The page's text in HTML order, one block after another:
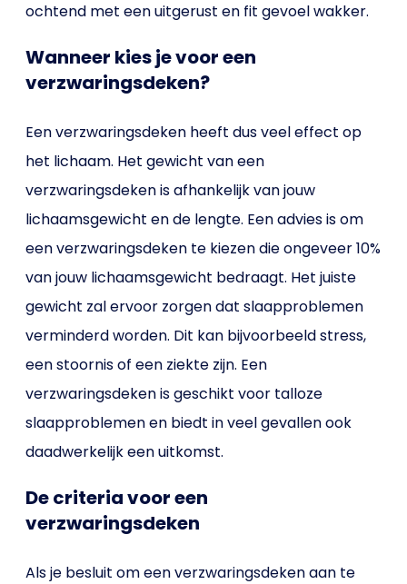
ochtend met een uitgerust en fit gevoel wakker.
Wanneer kies je voor een
verzwaringsdeken?
Een verzwaringsdeken heeft dus veel effect op
het lichaam. Het gewicht van een
verzwaringsdeken is afhankelijk van jouw
lichaamsgewicht en de lengte. Een advies is om
een verzwaringsdeken te kiezen die ongeveer 10%
van jouw lichaamsgewicht bedraagt. Het juiste
gewicht zal ervoor zorgen dat slaapproblemen
verminderd worden. Dit kan bijvoorbeeld stress,
een stoornis of een ziekte zijn. Een
verzwaringsdeken is geschikt voor talloze
slaapproblemen en biedt in veel gevallen ook
daadwerkelijk een uitkomst.
De criteria voor een
verzwaringsdeken
Als je besluit om een verzwaringsdeken aan te